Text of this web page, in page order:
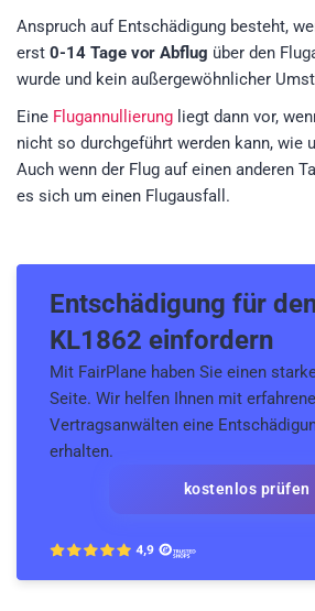
Anspruch auf Entschädigung besteht,
erst 0-14 Tage vor Abflug über den
wurde und kein außergewöhnlicher
Eine Flugannullierung liegt dann vor,
nicht so durchgeführt werden kann, wie
Auch wenn der Flug auf einen anderen
es sich um einen Flugausfall.
Entschädigung für
KL1862 einfordern
Mit FairPlane haben Sie einen
Seite. Wir helfen Ihnen mit
Vertragsanwälten eine
erhalten.
kostenlos prüfen